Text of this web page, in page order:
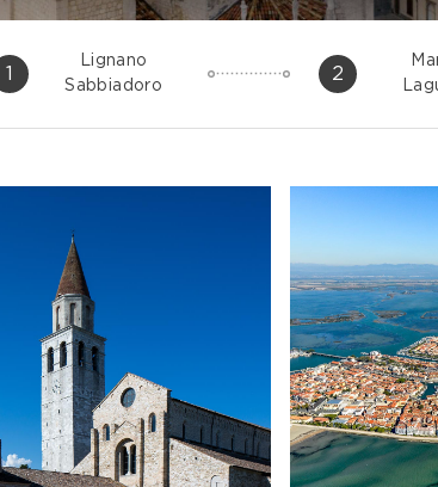
1
Lignano
Sabbiadoro
2